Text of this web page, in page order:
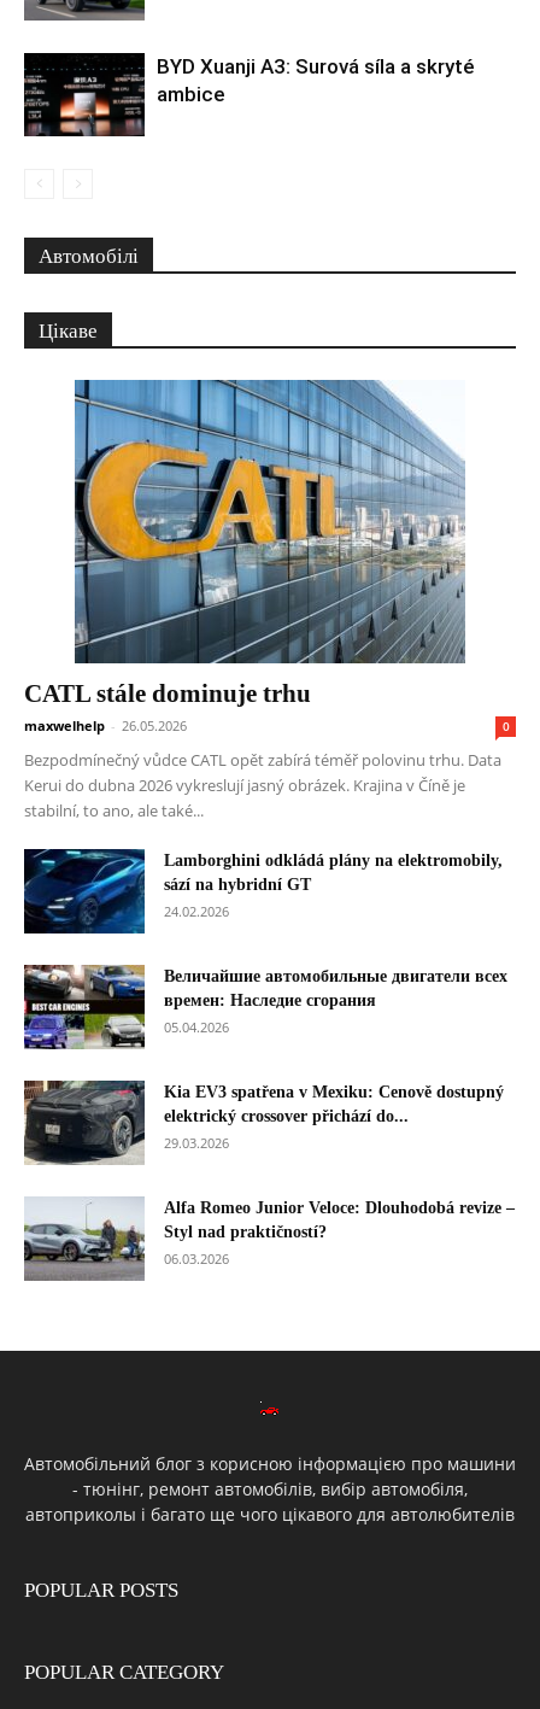
BYD Xuanji A3: Surová síla a skryté
ambice
Автомобілі
Цікаве
CATL stále dominuje trhu
maxwelhelp - 26.05.2026 0
Bezpodmínečný vůdce CATL opět zabírá téměř polovinu trhu. Data
Kerui do dubna 2026 vykreslují jasný obrázek. Krajina v Číně je
stabilní, to ano, ale také...
Lamborghini odkládá plány na elektromobily,
sází na hybridní GT
24.02.2026
Величайшие автомобильные двигатели всех
времен: Наследие сгорания
05.04.2026
Kia EV3 spatřena v Mexiku: Cenově dostupný
elektrický crossover přichází do...
29.03.2026
Alfa Romeo Junior Veloce: Dlouhodobá revize –
Styl nad praktičností?
06.03.2026
Автомобільний блог з корисною інформацією про машини
- тюнінг, ремонт автомобілів, вибір автомобіля,
автоприколы і багато ще чого цікавого для автолюбителів
POPULAR POSTS
POPULAR CATEGORY